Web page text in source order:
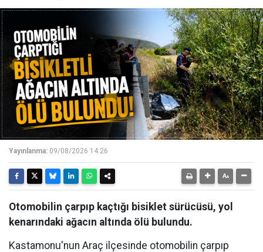
Yayınlanma: 09/08/2026 14:26
Otomobilin çarpıp kaçtığı bisiklet sürücüsü, yol
kenarındaki ağacın altında ölü bulundu.
Kastamonu'nun Araç ilçesinde otomobilin çarpıp